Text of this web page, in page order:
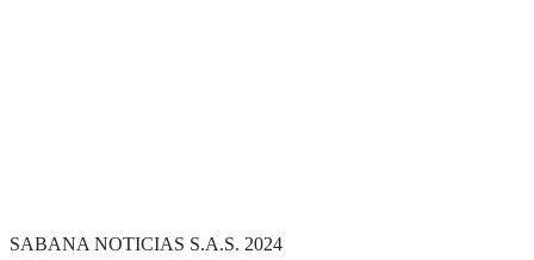
SABANA NOTICIAS S.A.S. 2024